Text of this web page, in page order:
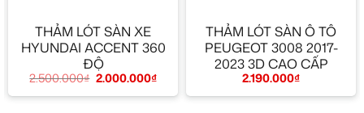
THẢM LÓT SÀN XE
HYUNDAI ACCENT 360
ĐỘ
2.500.000₫ 2.000.000₫
THẢM LÓT SÀN Ô TÔ
PEUGEOT 3008 2017-
2023 3D CAO CẤP
2.190.000₫